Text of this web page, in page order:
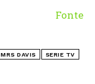
Fonte
MRS DAVIS SERIE TV